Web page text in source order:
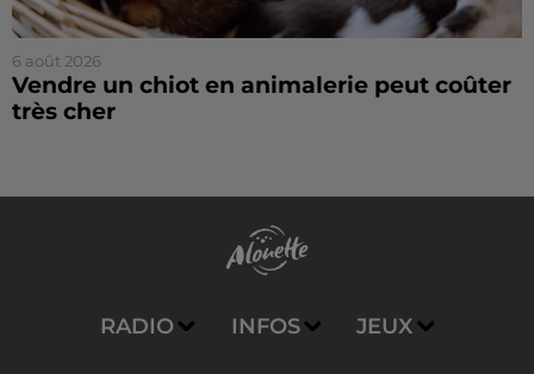
6 août 2026
Vendre un chiot en animalerie peut coûter
très cher
RADIO INFOS JEUX